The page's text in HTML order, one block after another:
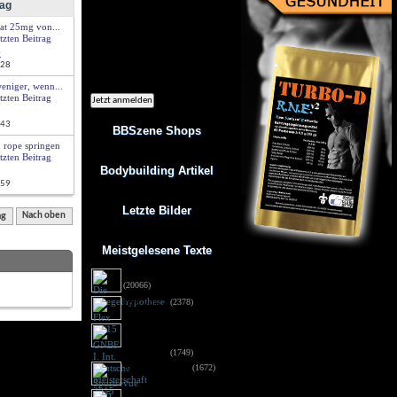
25mg von...
wenn...
rope springen
Nach oben
BBSzene Shops
Bodybuilding Artikel
Letzte Bilder
Meistgelesene Texte
(20066)
Flex 05/15 (2378)
(1749)
Sportrevue 6/15 (1672)